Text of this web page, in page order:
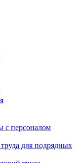
с персоналом
для подрядных